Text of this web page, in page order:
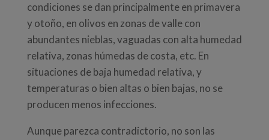
condiciones se dan principalmente en primavera
y otoño, en olivos en zonas de valle con
abundantes nieblas, vaguadas con alta humedad
relativa, zonas húmedas de costa, etc. En
situaciones de baja humedad relativa, y
temperaturas o bien altas o bien bajas, no se
producen menos infecciones.
Aunque parezca contradictorio, no son las